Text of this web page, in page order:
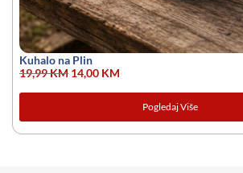
Kuhalo na Plin
19,99KM 14,00 KM
Pogledaj Više